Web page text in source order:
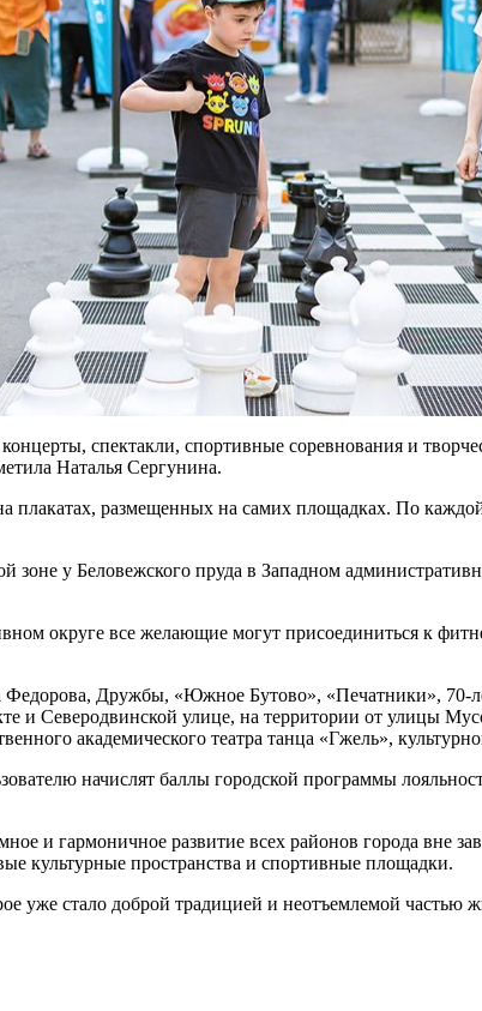
спектакли, спортивные соревнования и
Наталья Сергунина.
плакатах, размещенных на самих площадках. По
у Беловежского пруда в Западном
округе все желающие могут присоединиться к
Дружбы, «Южное Бутово», «Печатники», 70-
и Северодвинской улице, на территории от улицы
академического театра танца «Гжель»,
начислят баллы городской программы
и гармоничное развитие всех районов города вне
культурные пространства и спортивные площадки.
уже стало доброй традицией и неотъемлемой частью